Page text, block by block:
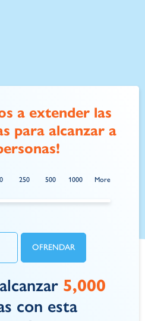
a extender las
para alcanzar a
250 500 1000 More
5,000
con esta